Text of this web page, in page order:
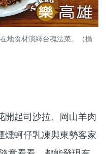
地食材演繹台魂法菜。（攝
起司沙拉、岡山羊肉
燻蚵仔乳凍與東勢客家